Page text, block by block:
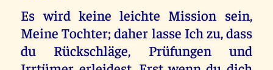
Es wird keine leichte Mission sein,
Meine Tochter; daher lasse Ich zu, dass
du Rückschläge, Prüfungen und